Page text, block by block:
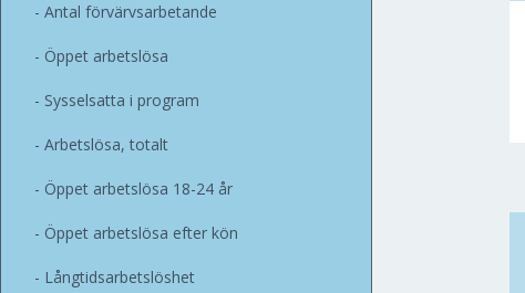
Antal förvärvsarbetande
Öppet arbetslösa
Sysselsatta i program
Arbetslösa, totalt
Öppet arbetslösa 18-24 år
Öppet arbetslösa efter kön
Långtidsarbetslöshet